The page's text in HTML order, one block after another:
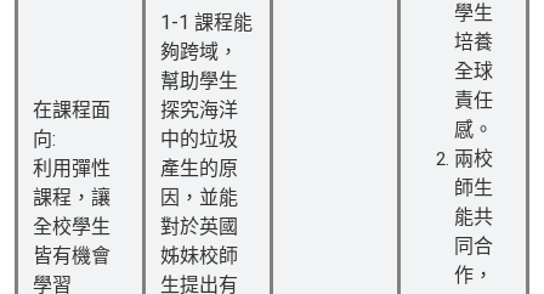
在課程面
向:
利用彈性
課程，讓
全校學生
皆有機會
學習
1-1 課程能
夠跨域，
幫助學生
探究海洋
中的垃圾
產生的原
因，並能
對於英國
姊妹校師
生提出有
學生
培養
全球
責任
感。
兩校
師生
能共
同合
作，